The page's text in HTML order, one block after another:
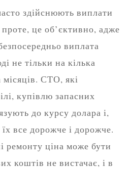
здійснюють виплати
це об’єктивно, адже
виплата
не тільки на кілька
місяців. СТО, які
купівлю запасних
до курсу долара і,
все дорожче і дорожче.
ремонту ціна може бути
коштів не вистачає, і в